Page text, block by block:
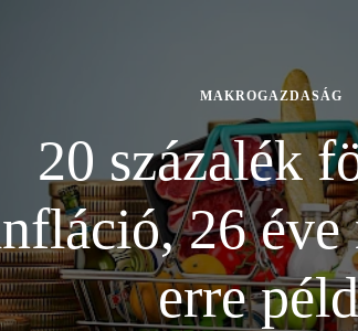
MAKROGAZDASÁG
20 százalék
26 éve
erre